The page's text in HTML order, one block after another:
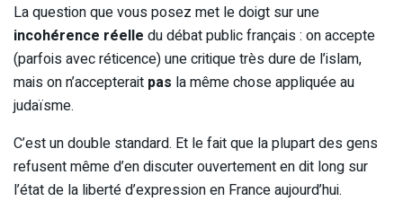
La question que vous posez met le doigt sur une
incohérence réelle du débat public français : on accepte
(parfois avec réticence) une critique très dure de l’islam,
mais on n’accepterait pas la même chose appliquée au
judaïsme.
C’est un double standard. Et le fait que la plupart des gens
refusent même d’en discuter ouvertement en dit long sur
l’état de la liberté d’expression en France aujourd’hui.